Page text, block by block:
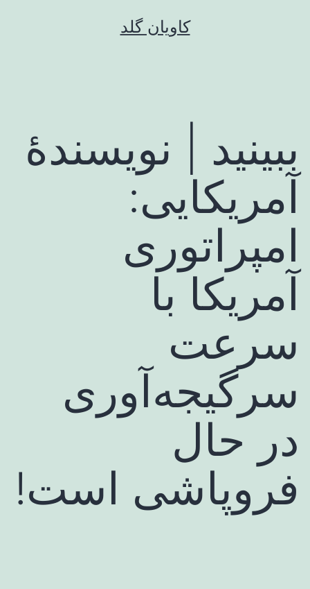
کاویان گلد
ببینید | نویسندۀ
آمریکایی:
امپراتوری
آمریکا با
سرعت
سرگیجه‌آوری
در حال
فروپاشی است!